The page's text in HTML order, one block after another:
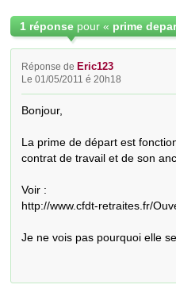
1 réponse pour «
Réponse de Eric123
Le 01/05/2011 é 20h18
Bonjour,
La prime de départ est
contrat de travail et de son
Voir :
http://www.cfdt-retraites.fr/
Je ne vois pas pourquoi elle